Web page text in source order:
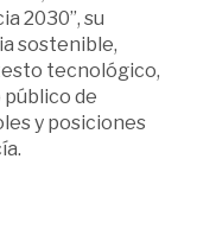
2030”, su
sostenible,
tecnológico,
de
y posiciones